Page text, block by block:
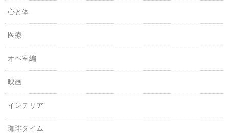
心と体
医療
オペ室編
映画
インテリア
珈琲タイム